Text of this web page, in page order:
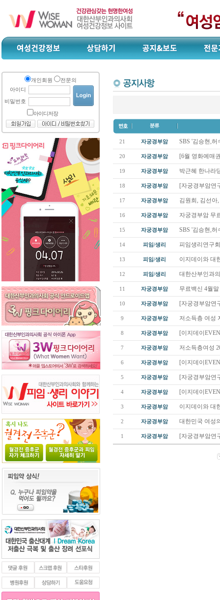
개인회원
전문의
아이디
비밀번호
아이디저장
21 자궁경부암 SBS '김승현,
20 자궁경부암 [6월 영화예매
19 자궁경부암 박근혜 한나라
18 자궁경부암 [자궁경부암연
17 자궁경부암 김원희, 김선
16 자궁경부암 자궁경부암 무
15 자궁경부암 SBS '김승현,
14 피임/생리 피임생리연구
13 피임/생리 이지데이와 대
12 피임/생리 대한산부인과
11 자궁경부암 무료백신 4월
10 자궁경부암 [자궁경부암연
9 자궁경부암 저소득층 여성
8 자궁경부암 [이지데이
7 자궁경부암 저소득층여성
6 자궁경부암 [이지데이
5 자궁경부암 [자궁경부암연
4 자궁경부암 [이지데이
3 자궁경부암 이지데이와 대
2 자궁경부암 대한민국 여성
1 자궁경부암 [자궁경부암연